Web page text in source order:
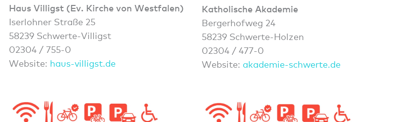
Haus Villigst(Ev. Kirche von Westfalen)
Iserlohner Straße 25
58239 Schwerte-Villigst
02304 / 755-0
Website: haus-villigst.de
Katholische Akademie
Bergerhofweg 24
58239 Schwerte-Holzen
02304 / 477-0
Website: akademie-schwerte.de